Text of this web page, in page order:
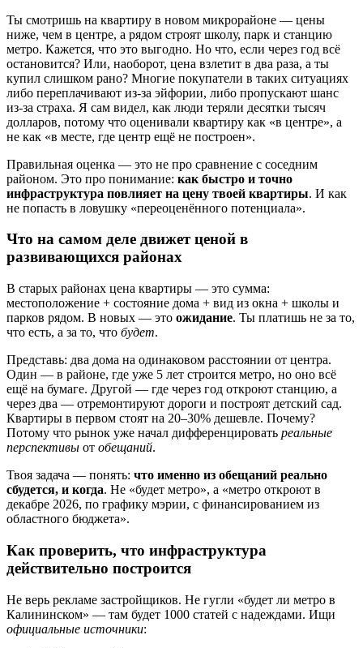
Ты смотришь на квартиру в новом микрорайоне — цены
ниже, чем в центре, а рядом строят школу, парк и станцию
метро. Кажется, что это выгодно. Но что, если через год всё
остановится? Или, наоборот, цена взлетит в два раза, а ты
купил слишком рано? Многие покупатели в таких ситуациях
либо переплачивают из-за эйфории, либо пропускают шанс
из-за страха. Я сам видел, как люди теряли десятки тысяч
долларов, потому что оценивали квартиру как «в центре», а
не как «в месте, где центр ещё не построен».
Правильная оценка — это не про сравнение с соседним
районом. Это про понимание: как быстро и точно
инфраструктура повлияет на цену твоей квартиры. И как
не попасть в ловушку «переоценённого потенциала».
Что на самом деле движет ценой в
развивающихся районах
В старых районах цена квартиры — это сумма:
местоположение + состояние дома + вид из окна + школы и
парков рядом. В новых — это ожидание. Ты платишь не за то,
что есть, а за то, что будет.
Представь: два дома на одинаковом расстоянии от центра.
Один — в районе, где уже 5 лет строится метро, но оно всё
ещё на бумаге. Другой — где через год откроют станцию, а
через два — отремонтируют дороги и построят детский сад.
Квартиры в первом стоят на 20–30% дешевле. Почему?
Потому что рынок уже начал дифференцировать реальные
перспективы от обещаний.
Твоя задача — понять: что именно из обещаний реально
сбудется, и когда. Не «будет метро», а «метро откроют в
декабре 2026, по графику мэрии, с финансированием из
областного бюджета».
Как проверить, что инфраструктура
действительно построится
Не верь рекламе застройщиков. Не гугли «будет ли метро в
Калининском» — там будет 1000 статей с надеждами. Ищи
официальные источники: